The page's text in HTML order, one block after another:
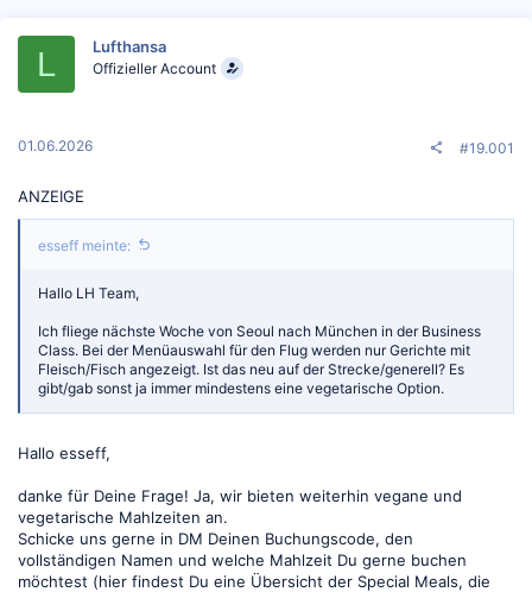
L Lufthansa
Offizieller Account
01.06.2026 #19.001
ANZEIGE
esseff meinte:
Hallo LH Team,
Ich fliege nächste Woche von Seoul nach München in der Business
Class. Bei der Menüauswahl für den Flug werden nur Gerichte mit
Fleisch/Fisch angezeigt. Ist das neu auf der Strecke/generell? Es
gibt/gab sonst ja immer mindestens eine vegetarische Option.
Hallo esseff,
danke für Deine Frage! Ja, wir bieten weiterhin vegane und
vegetarische Mahlzeiten an.
Schicke uns gerne in DM Deinen Buchungscode, den
vollständigen Namen und welche Mahlzeit Du gerne buchen
möchtest (hier findest Du eine Übersicht der Special Meals, die